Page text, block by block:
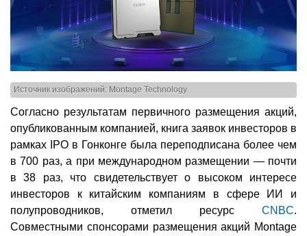
Источник изображений: Montage Technology
Согласно результатам первичного размещения акций,
опубликованным компанией, книга заявок инвесторов в
рамках IPO в Гонконге была переподписана более чем
в 700 раз, а при международном размещении — почти
в 38 раз, что свидетельствует о высоком интересе
инвесторов к китайским компаниям в сфере ИИ и
полупроводников, отметил ресурс CNBC.
Совместными спонсорами размещения акций Montage